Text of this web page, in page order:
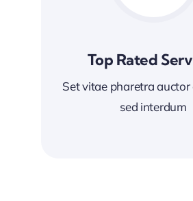
Top Rated
Set vitae pharetra
sed interdum